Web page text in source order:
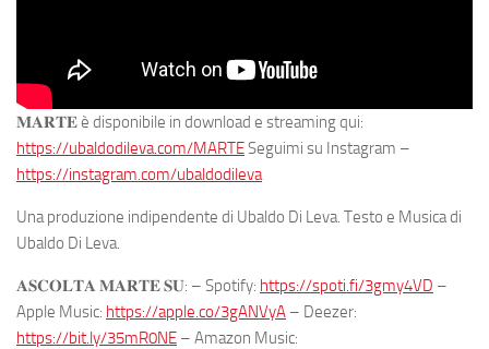
𝐌𝐀𝐑𝐓𝐄 è disponibile in download e streaming qui:
https://ubaldodileva.com/MARTESeguimi su Instagram –
https://instagram.com/ubaldodileva
Una produzione indipendente di Ubaldo Di Leva. Testo e Musica di
Ubaldo Di Leva.
𝐀𝐒𝐂𝐎𝐋𝐓𝐀 𝐌𝐀𝐑𝐓𝐄 𝐒𝐔: – Spotify: https://spoti.fi/3gmy4VD –
Apple Music: https://apple.co/3gANVyA – Deezer:
https://bit.ly/35mR0NE – Amazon Music: